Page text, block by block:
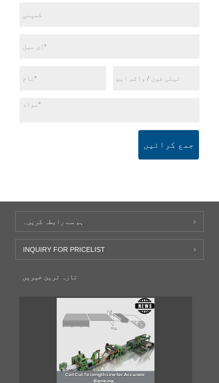
جمع کرائیں
ہم سے رابطہ کریں۔
INQUIRY FOR PRICELIST
تازہ ترین خبریں